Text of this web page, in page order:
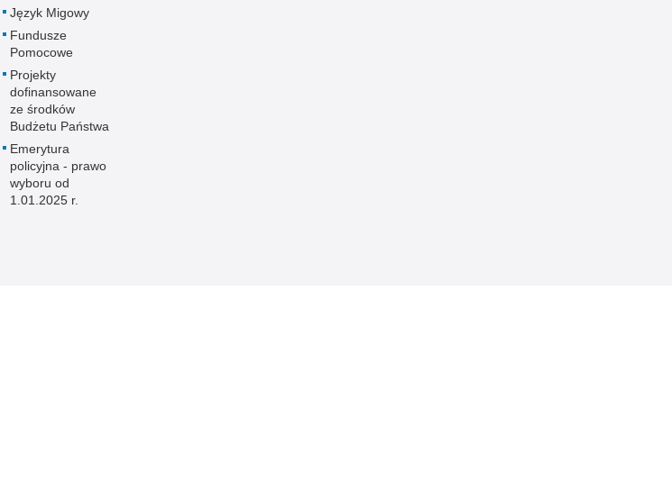
Język Migowy
Fundusze
Pomocowe
Projekty
dofinansowane
ze środków
Budżetu Państwa
Emerytura
policyjna - prawo
wyboru od
1.01.2025 r.